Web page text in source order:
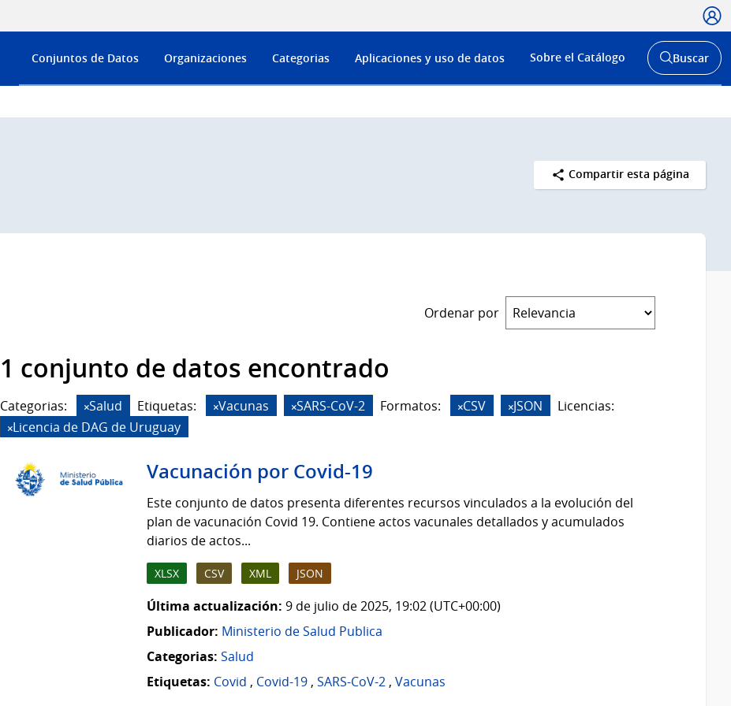
Menú
de
Conjuntos de Datos Organizaciones Categorias Aplicaciones y uso de datos Sobre el Catálogo
Abrir
buscador
Buscar
Compartir esta página
Ordenar por
1 conjunto de datos encontrado
Categorias: Salud Etiquetas: Vacunas SARS-CoV-2 Formatos: CSV JSON
Licencias:
Licencia de DAG de Uruguay
Vacunación por Covid-19
Este conjunto de datos presenta diferentes recursos vinculados a la evolución del
plan de vacunación Covid 19. Contiene actos vacunales detallados y acumulados
diarios de actos...
XLSX CSV XML JSON
Última actualización: 9 de julio de 2025, 19:02 (UTC+00:00)
Publicador: Ministerio de Salud Publica
Categorias: Salud
Etiquetas: Covid , Covid-19, SARS-CoV-2, Vacunas